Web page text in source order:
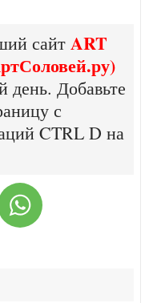
сайт ART
день. Добавьте
с
CTRL D на